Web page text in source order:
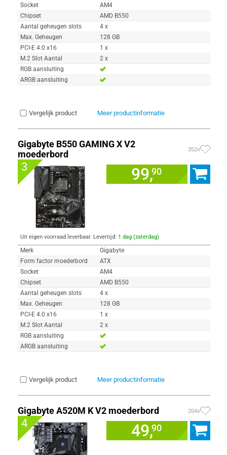
Socket
AM4
Chipset
AMD B550
Aantal geheugen slots
4 x
Max. Geheugen
128 GB
PCI-E 4.0 x16
1 x
M.2 Slot Aantal
2 x
RGB aansluiting
ARGB aansluiting
Vergelijk product Meer productinformatie
Gigabyte B550 GAMING X V2
moederbord
352x
3 99,90
Uit eigen voorraad leverbaar. Levertijd: 1 dag (zaterdag)
Merk
Gigabyte
Form factor moederbord
ATX
Socket
AM4
Chipset
AMD B550
Aantal geheugen slots
4 x
Max. Geheugen
128 GB
PCI-E 4.0 x16
1 x
M.2 Slot Aantal
2 x
RGB aansluiting
ARGB aansluiting
Vergelijk product Meer productinformatie
Gigabyte A520M K V2 moederbord 204x
4 49,90